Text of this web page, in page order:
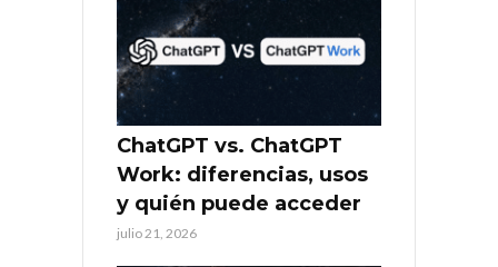
ChatGPT vs. ChatGPT
Work: diferencias, usos
y quién puede acceder
julio 21, 2026